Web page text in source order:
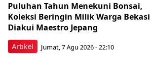
Artikel
Puluhan Tahun Menekuni Bonsai,
Koleksi Beringin Milik Warga Bekasi
Diakui Maestro Jepang
Jumat, 7 Agu 2026 - 22:10